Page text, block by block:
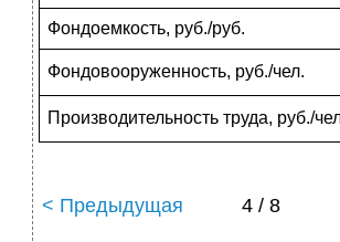
Фондоемкость, руб./руб.
Фондовооруженность, руб./чел.
Производительность труда, руб./
< Предыдущая 4 / 8